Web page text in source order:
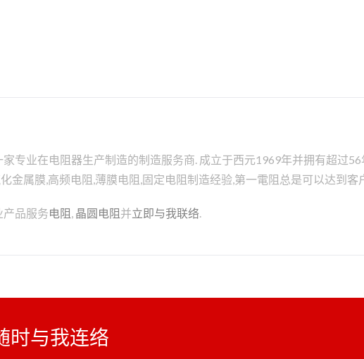
专业在电阻器生产制造的制造服务商. 成立于西元1969年并拥有超过
金属膜,高频电阻,薄膜电阻,固定电阻制造经验,第一電阻总是可以达到客
品服务电阻 , 晶圆电阻 并立即与我联络.
时与我连络